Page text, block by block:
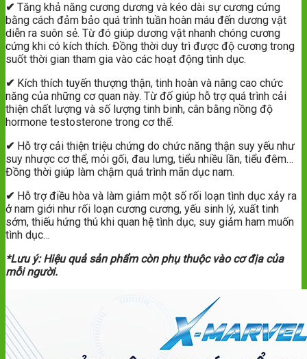
✔ Tăng khả năng cương dương và kéo dài sự cương cứng
bằng cách đảm bảo quá trình tuần hoàn máu đến dương vật
diễn ra suôn sẻ. Từ đó giúp dương vật nhanh chóng cương
cứng khi có kích thích. Đồng thời duy trì được độ cương trong
suốt thời gian tham gia vào các hoạt động tình dục.
✔ Kích thích tuyến thượng thận, tinh hoàn và nâng cao chức
năng của những cơ quan này. Từ đố giúp hỗ trợ quá trình cải
thiện chất lượng và số lượng tinh binh, cân bằng nồng độ
hormone testosterone trong cơ thể.
✔ Hỗ trợ cải thiện triệu chứng do chức năng thận suy yếu như
suy nhược cơ thể, mỏi gối, đau lưng, tiểu nhiều lần, tiểu đêm…
Đồng thời giúp làm chậm quá trình mãn dục nam.
✔ Hỗ trợ điều hòa và làm giảm một số rối loạn tình dục xảy ra
ở nam giới như rối loạn cương cương, yếu sinh lý, xuất tinh
sớm, thiếu hứng thú khi quan hệ tình dục, suy giảm ham muốn
tình dục…
*Lưu ý: Hiệu quả sản phẩm còn phụ thuộc vào cơ địa của
mỗi người.